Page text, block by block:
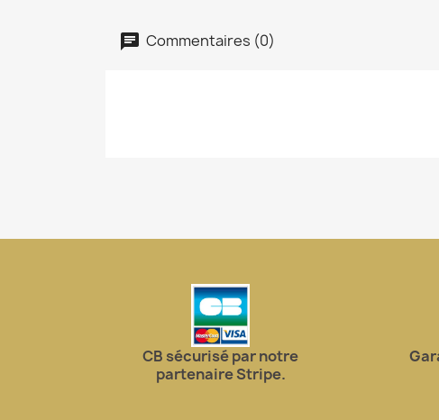
Commentaires (0)
CB sécurisé par notre
partenaire Stripe.